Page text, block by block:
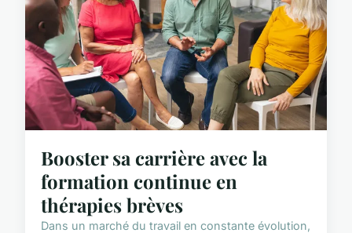
Booster sa carrière avec la
formation continue en
thérapies brèves
Dans un marché du travail en constante évolution,